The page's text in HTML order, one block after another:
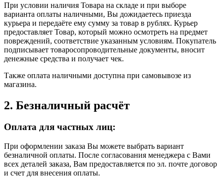
При условии наличия Товара на складе и при выборе
варианта оплаты наличными, Вы дожидаетесь приезда
курьера и передаёте ему сумму за товар в рублях. Курьер
предоставляет Товар, который можно осмотреть на предмет
повреждений, соответствие указанным условиям. Покупатель
подписывает товаросопроводительные документы, вносит
денежные средства и получает чек.
Также оплата наличными доступна при самовывозе из
магазина.
2. Безналичный расчёт
Оплата для частных лиц:
При оформлении заказа Вы можете выбрать вариант
безналичной оплаты. После согласования менеджера с Вами
всех деталей заказа, Вам предоставляется по эл. почте договор
и счет для внесения оплаты.